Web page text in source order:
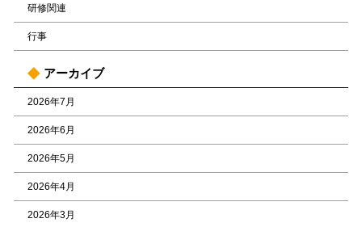
研修関連
行事
アーカイブ
2026年7月
2026年6月
2026年5月
2026年4月
2026年3月